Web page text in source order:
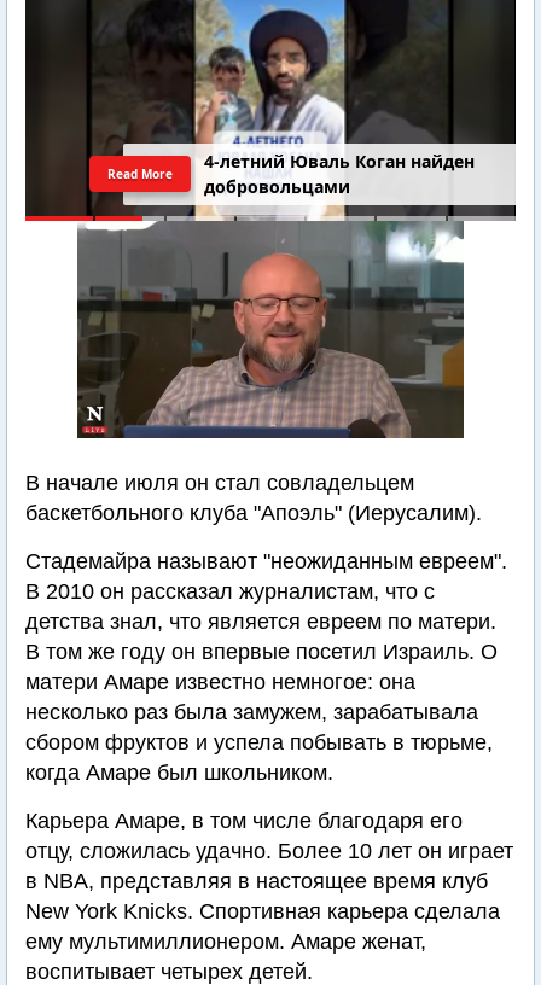
4-летний Юваль Коган найден
добровольцами
Read More
В начале июля он стал совладельцем
баскетбольного клуба "Апоэль" (Иерусалим).
Стадемайра называют "неожиданным евреем".
В 2010 он рассказал журналистам, что с
детства знал, что является евреем по матери.
В том же году он впервые посетил Израиль. О
матери Амаре известно немногое: она
несколько раз была замужем, зарабатывала
сбором фруктов и успела побывать в тюрьме,
когда Амаре был школьником.
Карьера Амаре, в том числе благодаря его
отцу, сложилась удачно. Более 10 лет он играет
в NBA, представляя в настоящее время клуб
New York Knicks. Спортивная карьера сделала
ему мультимиллионером. Амаре женат,
воспитывает четырех детей.